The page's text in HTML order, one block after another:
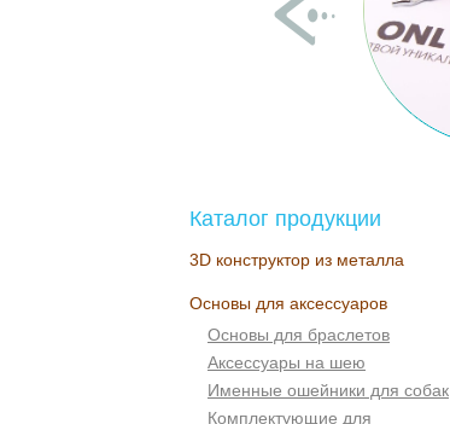
Каталог продукции
3D конструктор из металла
Основы для аксессуаров
Основы для браслетов
Аксессуары на шею
Именные ошейники для собак
Комплектующие для